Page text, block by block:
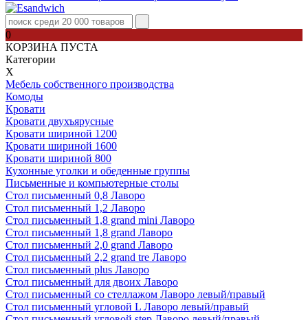
0
КОРЗИНА ПУСТА
Категории
Х
Мебель собственного производства
Комоды
Кровати
Кровати двухъярусные
Кровати шириной 1200
Кровати шириной 1600
Кровати шириной 800
Кухонные уголки и обеденные группы
Письменные и компьютерные столы
Стол письменный 0,8 Лаворо
Стол письменный 1,2 Лаворо
Стол письменный 1,8 grand mini Лаворо
Стол письменный 1,8 grand Лаворо
Стол письменный 2,0 grand Лаворо
Стол письменный 2,2 grand tre Лаворо
Стол письменный plus Лаворо
Стол письменный для двоих Лаворо
Стол письменный со стеллажом Лаворо левый/правый
Стол письменный угловой L Лаворо левый/правый